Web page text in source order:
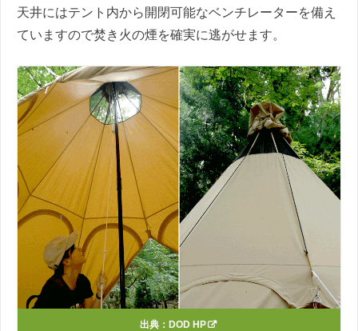
天井にはテント内から開閉可能なベンチレーターを備え
ていますので焚き火の煙を確実に逃がせます。
出典： DOD HP